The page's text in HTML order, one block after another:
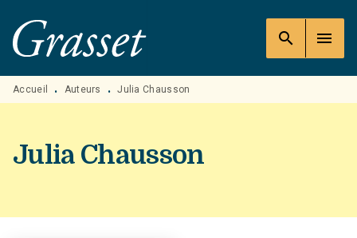
MENU RECHERCHE
PIED DE PAGE
search menu
Accueil • Auteurs • Julia Chausson
Julia Chausson